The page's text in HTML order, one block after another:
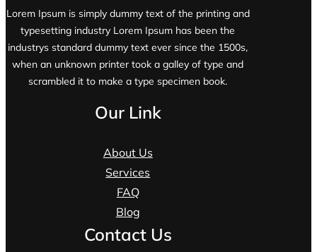
Lorem Ipsum is simply dummy text of the printing and
typesetting industry Lorem Ipsum has been the
industrys standard dummy text ever since the 1500s,
when an unknown printer took a galley of type and
scrambled it to make a type specimen book.
Our Link
About Us
Services
FAQ
Blog
Contact Us